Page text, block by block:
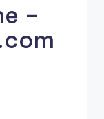
–